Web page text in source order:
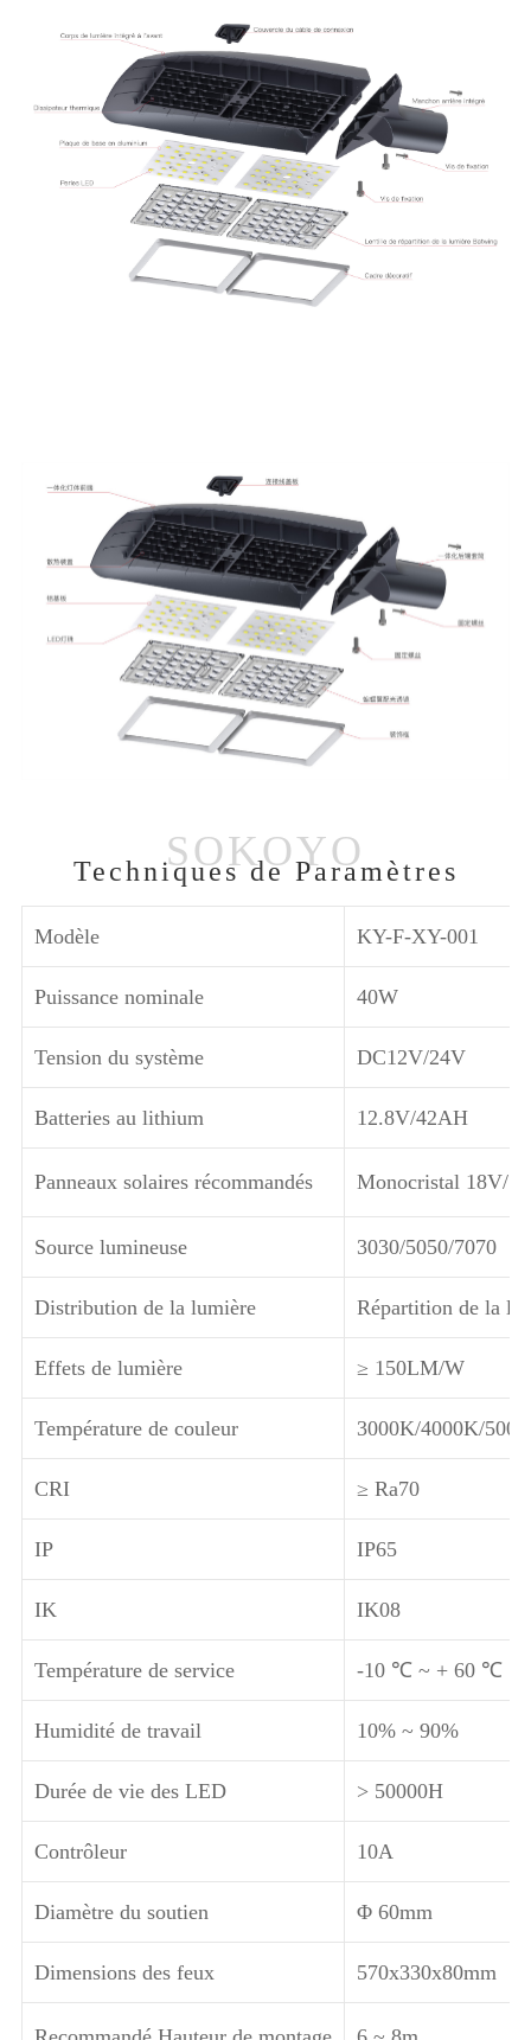
Techniques de Paramètres
Modèle KY-F-XY-001
Puissance nominale 40W
Tension du système DC12V/24V
Batteries au lithium 12.8V/42AH
Panneaux solaires récommandés Monocristal 18V/
Source lumineuse 3030/5050/7070
Distribution de la lumière Répartition de la
Effets de lumière ≥ 150LM/W
Température de couleur 3000K/4000K/
CRI ≥ Ra70
IP IP65
IK IK08
Température de service -10 ℃ ~ + 60 ℃
Humidité de travail 10% ~ 90%
Durée de vie des LED > 50000H
Contrôleur 10A
Diamètre du soutien Φ 60mm
Dimensions des feux 570x330x80mm